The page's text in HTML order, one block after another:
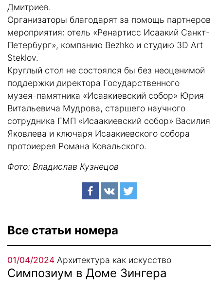
Дмитриев.
Организаторы благодарят за помощь партнеров
мероприятия: отель «Ренартисс Исаакий Санкт-
Петербург», компанию Bezhko и студию 3D Art
Steklov.
Круглый стол не состоялся бы без неоценимой
поддержки директора Государственного
музея-памятника «Исаакиевский собор» Юрия
Витальевича Мудрова, старшего научного
сотрудника ГМП «Исаакиевский собор» Василия
Яковлева и ключаря Исаакиевского собора
протоиерея Романа Ковальского.
Фото: Владислав Кузнецов
Все статьи номера
01/04/2024 Архитектура как искусство
Симпозиум в Доме Зингера